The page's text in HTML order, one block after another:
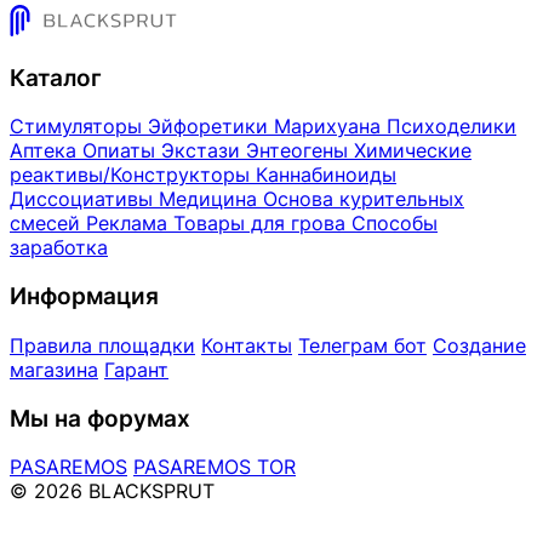
Каталог
Стимуляторы Эйфоретики Марихуана Психоделики
Аптека Опиаты Экстази Энтеогены Химические
реактивы/Конструкторы Каннабиноиды
Диссоциативы Медицина Основа курительных
смесей Реклама Товары для грова Способы
заработка
Информация
Правила площадки Контакты Телеграм бот Создание
магазина Гарант
Мы на форумах
PASAREMOS PASAREMOS TOR
© 2026 BLACKSPRUT